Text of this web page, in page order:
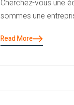
Cherchez-vous une
sommes une
Read More